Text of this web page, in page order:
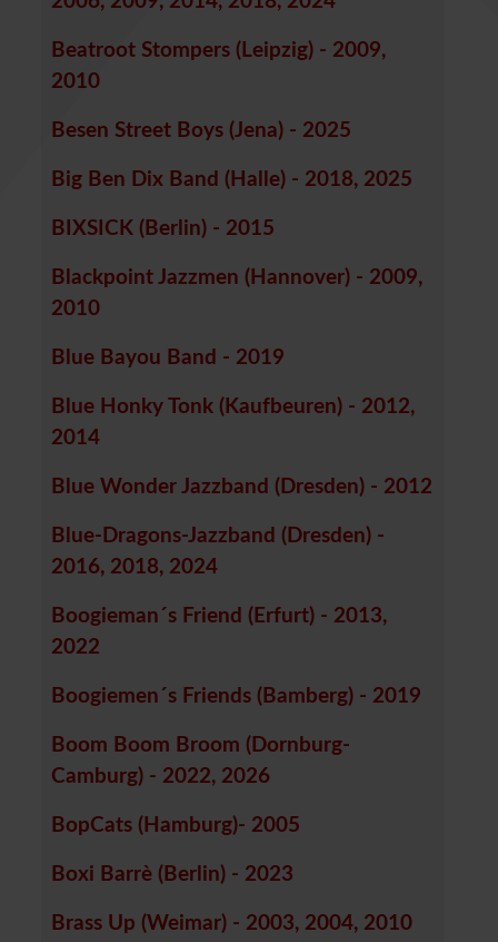
Beatroot Stompers (Leipzig) - 2009,
2010
Besen Street Boys (Jena) - 2025
Big Ben Dix Band (Halle) - 2018, 2025
BIXSICK (Berlin) - 2015
Blackpoint Jazzmen (Hannover) - 2009,
2010
Blue Bayou Band - 2019
Blue Honky Tonk (Kaufbeuren) - 2012,
2014
Blue Wonder Jazzband (Dresden) - 2012
Blue-Dragons-Jazzband (Dresden) -
2016, 2018, 2024
Boogieman´s Friend (Erfurt) - 2013,
2022
Boogiemen´s Friends (Bamberg) - 2019
Boom Boom Broom (Dornburg-
Camburg) - 2022, 2026
BopCats (Hamburg)- 2005
Boxi Barrè (Berlin) - 2023
Brass Up (Weimar) - 2003, 2004, 2010